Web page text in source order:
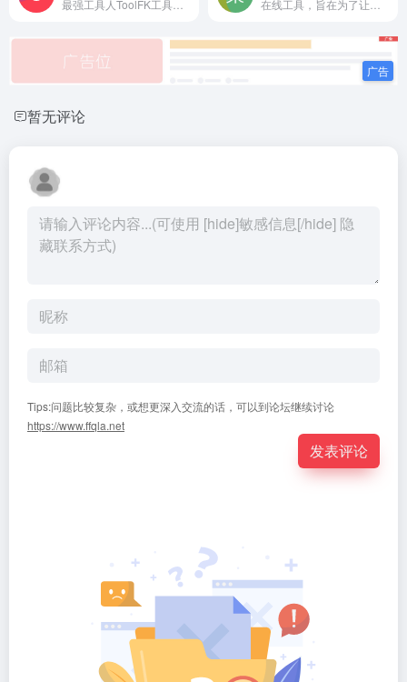
暂无评论
Tips:问题比较复杂，或想更深入交流的话，可以到论坛继续讨论
https://www.ffqla.net
发表评论